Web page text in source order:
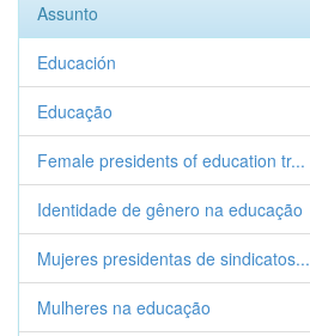
Assunto
Educación
Educação
Female presidents of education tr...
Identidade de gênero na educação
Mujeres presidentas de sindicatos...
Mulheres na educação